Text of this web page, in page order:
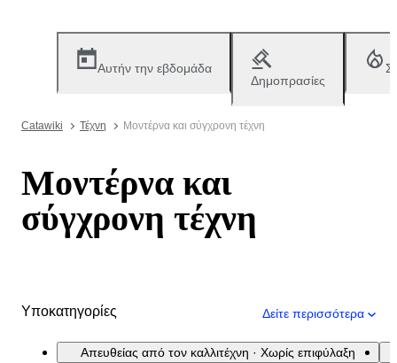
Αυτήν την εβδομάδα
Δημοπρασίες
Catawiki Τέχνη Μοντέρνα και σύγχρονη τέχνη
Μοντέρνα και
σύγχρονη τέχνη
Υποκατηγορίες Δείτε περισσότερα
Απευθείας από τον καλλιτέχνη · Χωρίς επιφύλαξη